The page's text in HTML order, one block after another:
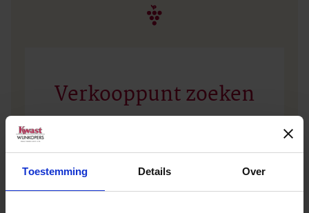
Toestemming Details Over
Verkooppunt zoeken
Geen zakelijke klant? Vul dan uw plaatsnaam of
postcode in en vind het dichtstbijzijnde
verkooppunt.